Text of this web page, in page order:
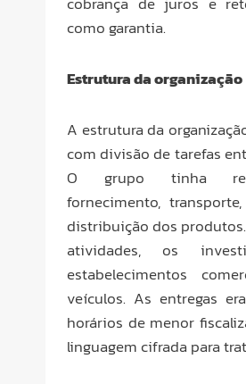
como garantia.
Estrutura da organização
A estrutura da
com divisão de tarefas
O grupo tinha
fornecimento,
distribuição dos
atividades, os
estabelecimentos
veículos. As entregas
horários de menor
linguagem cifrada para